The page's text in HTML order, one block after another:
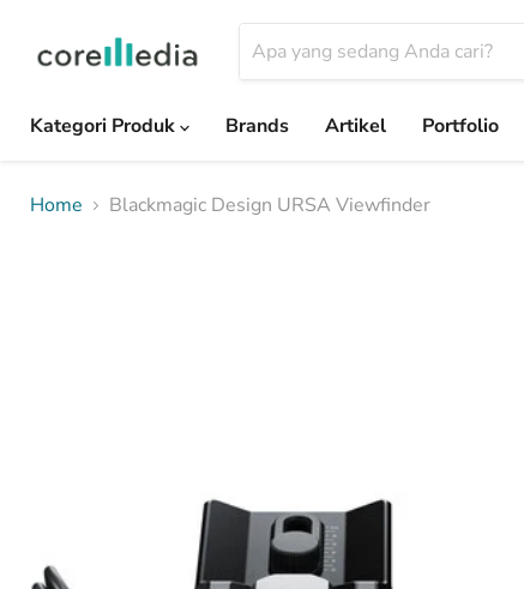
Kategori Produk
Brands Artikel Portfolio
Home Blackmagic Design URSA Viewfinder